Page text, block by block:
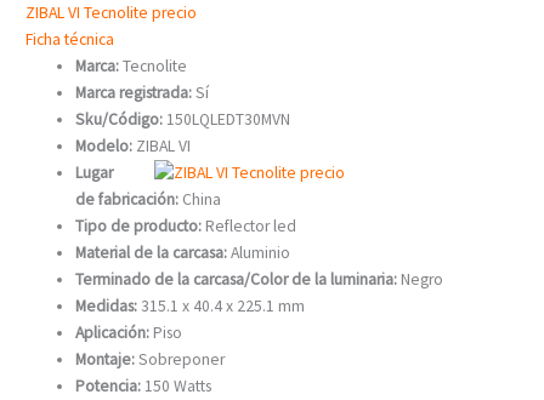
ZIBAL VI Tecnolite precio
Ficha técnica
Marca:Tecnolite
Marca registrada:Sí
Sku/Código: 150LQLEDT30MVN
Modelo: ZIBAL VI
Lugar
de fabricación: China
Tipo de producto: Reflector led
Material de la carcasa:Aluminio
Terminado de la carcasa/Color de la luminaria: Negro
Medidas:315.1 x 40.4 x 225.1 mm
Aplicación: Piso
Montaje:Sobreponer
Potencia: 150 Watts